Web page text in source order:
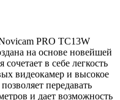
PRO TC13W
на основе новейшей
в себе легкость
видеокамер и высокое
передавать
и дает возможность